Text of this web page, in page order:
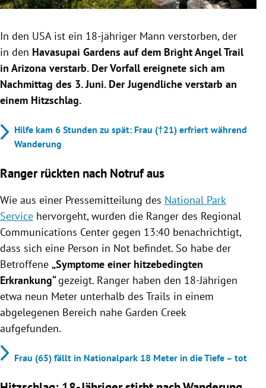
Untermenü
Untermenü
In den USA ist ein 18-jähriger Mann verstorben, der
in den Havasupai Gardens auf dem Bright Angel Trail
in Arizona verstarb. Der Vorfall ereignete sich am
Nachmittag des 3. Juni. Der Jugendliche verstarb an
einem Hitzschlag.
Hilfe kam 6 Stunden zu spät: Frau (†21) erfriert während
Wanderung
Ranger rückten nach Notruf aus
Wie aus einer Pressemitteilung des National Park
Service hervorgeht, wurden die Ranger des Regional
Communications Center gegen 13:40 benachrichtigt,
dass sich eine Person in Not befindet. So habe der
Betroffene „Symptome einer hitzebedingten
Erkrankung“gezeigt. Ranger haben den 18-Jährigen
etwa neun Meter unterhalb des Trails in einem
abgelegenen Bereich nahe Garden Creek
aufgefunden.
Frau (65) fällt in Nationalpark 18 Meter in die Tiefe – tot